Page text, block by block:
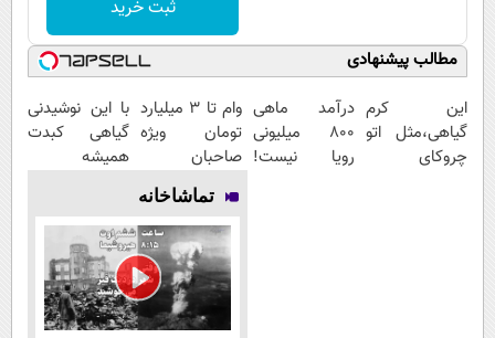
ثبت خرید
مطالب پیشنهادی
این کرم
گیاهی،مثل اتو
چروکای
درآمد ماهی
800 میلیونی
رویا نیست!
وام تا ۳ میلیارد
تومان ویژه
صاحبان
فروشگاه‌های
آنلاین و
حضوری
با این نوشیدنی
گیاهی کبدت
همیشه
تماشاخانه